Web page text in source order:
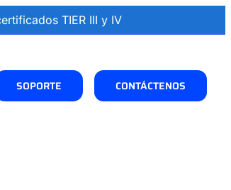
TIER III y IV
SOPORTE CONTÁCTENOS